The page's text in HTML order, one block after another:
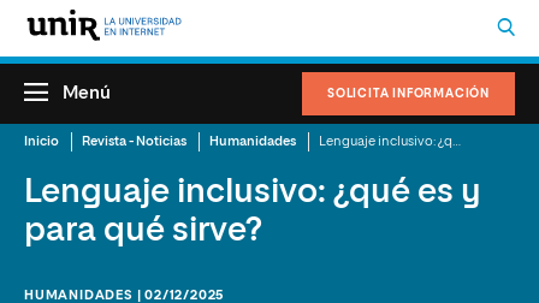
SOLICITA INFORMACIÓN
Menú
Inicio Revista - Noticias Humanidades
Lenguaje inclusivo: ¿qué es y
para qué sirve?
HUMANIDADES | 02/12/2025